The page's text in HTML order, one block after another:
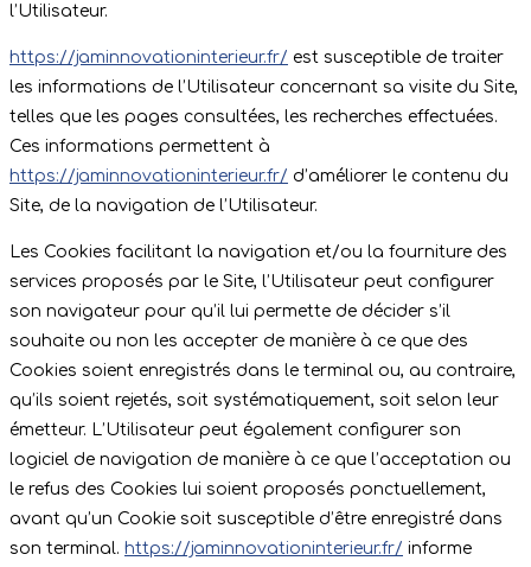
l’Utilisateur.
https://jaminnovationinterieur.fr/ est susceptible de traiter
les informations de l’Utilisateur concernant sa visite du Site,
telles que les pages consultées, les recherches effectuées.
Ces informations permettent à
https://jaminnovationinterieur.fr/ d’améliorer le contenu du
Site, de la navigation de l’Utilisateur.
Les Cookies facilitant la navigation et/ou la fourniture des
services proposés par le Site, l’Utilisateur peut configurer
son navigateur pour qu’il lui permette de décider s’il
souhaite ou non les accepter de manière à ce que des
Cookies soient enregistrés dans le terminal ou, au contraire,
qu’ils soient rejetés, soit systématiquement, soit selon leur
émetteur. L’Utilisateur peut également configurer son
logiciel de navigation de manière à ce que l’acceptation ou
le refus des Cookies lui soient proposés ponctuellement,
avant qu’un Cookie soit susceptible d’être enregistré dans
son terminal. https://jaminnovationinterieur.fr/ informe